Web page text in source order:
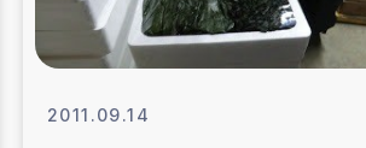
漁業復興支援
経済自立支援事業
2011.09.14